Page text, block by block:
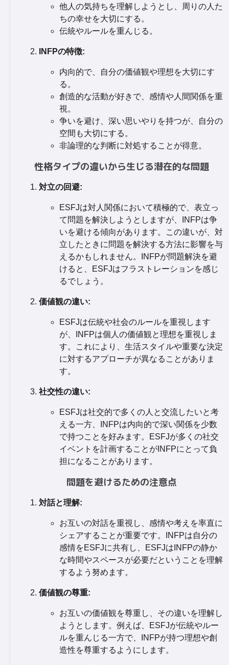
他人の気持ちを理解しようとし、周りの人た
ちの幸せを大切にする。
伝統やルールを重んじる。
INFPの特徴:
内向的で、自分の価値観や理想を大切にす
る。
創造的な活動が好きで、感情や人間関係を重
視。
争いを避け、深い思いやりを持つが、自分の
空間も大切にする。
非論理的な判断に対処することが得意。
性格タイプの違いから生じる潜在的な問題
対立の回避:
ESFJは対人関係において積極的で、表立っ
て問題を解決しようとしますが、INFPは争
いを避ける傾向があります。この違いが、対
立したときに問題を解決する方法に影響を与
えるかもしれません。INFPが問題解決を避
けると、ESFJはフラストレーションを感じ
るでしょう。
価値観の違い:
ESFJは伝統や社会のルールを重視します
が、INFPは個人の価値観と理想を重視しま
す。これにより、生活スタイルや重要な決定
に対するアプローチが異なることがありま
す。
社交性の違い:
ESFJは社交的で多くの人と交流したいと考
える一方、INFPは内向的で深い関係を少数
で持つことを好みます。ESFJが多くの社交
イベントを計画することがINFPにとって負
担になることがあります。
問題を避けるための注意点
対話と理解:
お互いの対話を重視し、感情や考えを率直に
シェアすることが重要です。INFPは自分の
感情をESFJに共有し、ESFJはINFPの静か
な時間やスペースが必要だということを理解
するよう努めます。
価値観の尊重:
お互いの価値観を尊重し、その違いを理解し
ようとします。例えば、ESFJが伝統やルー
ルを重んじる一方で、INFPが持つ理想や創
造性を尊重するようにします。